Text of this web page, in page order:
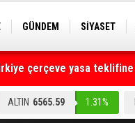
GÜNDEM SİYASET
çerçeve yasa
Medyayı hedef alan
ALTIN 6565.59 1.31%